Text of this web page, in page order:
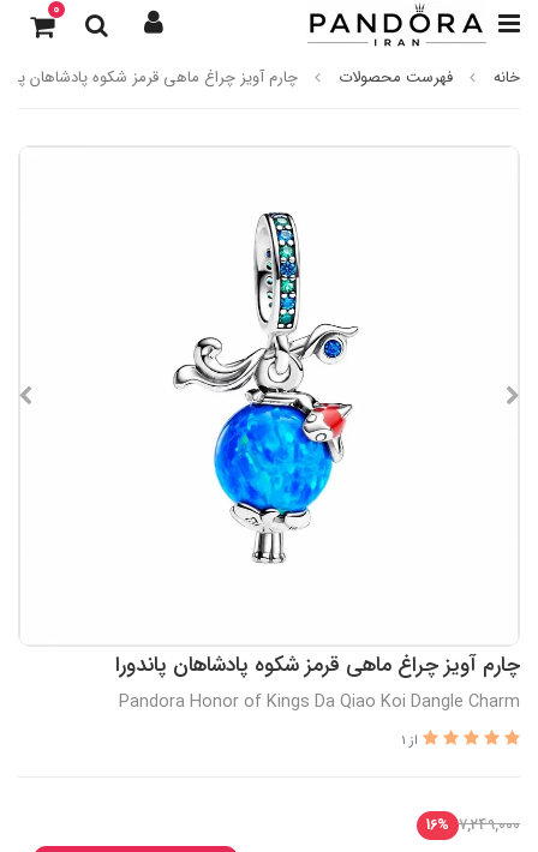
0
خانه فهرست محصولات چارم آویز چراغ ماهی قرمز شکوه پادشاهان
چارم آویز چراغ ماهی قرمز شکوه پادشاهان پاندورا
Pandora Honor of Kings Da Qiao Koi Dangle Charm
از 1
7,249,000
16%